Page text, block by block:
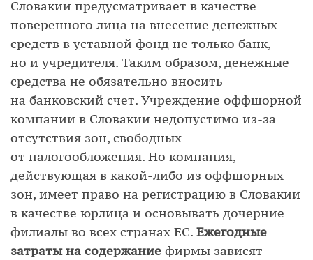
Словакии предусматривает в качестве
поверенного лица на внесение денежных
средств в уставной фонд не только банк,
но и учредителя. Таким образом, денежные
средства не обязательно вносить
на банковский счет. Учреждение оффшорной
компании в Словакии недопустимо из-за
отсутствия зон, свободных
от налогообложения. Но компания,
действующая в какой-либо из оффшорных
зон, имеет право на регистрацию в Словакии
в качестве юрлица и основывать дочерние
филиалы во всех странах ЕС. Ежегодные
затраты на содержание фирмы зависят